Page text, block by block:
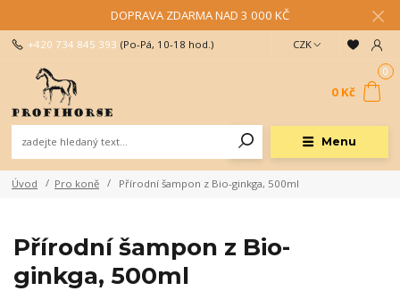
DOPRAVA ZDARMA NAD 3 000 KČ
Menu
CZK
+420 734 845 393 (Po-Pá, 10-18 hod.)
0
0 Kč
Úvod Pro koně Přírodní šampon z Bio-ginkga, 500ml
Přírodní šampon z Bio-
ginkga, 500ml